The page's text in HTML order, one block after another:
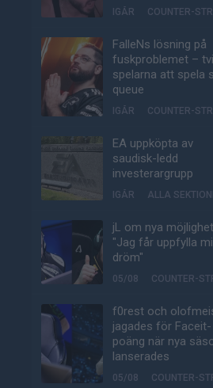
IGÅR COUNTER-
FalleNs lösning på
fuskproblemet –
spelarna att spela
queue
IGÅR COUNTER-
EA uppköpta av
saudisk-ledd
investerargrupp
IGÅR ALLA
jL om nya
"Jag får uppfylla
dröm"
05/08 COUNTER-
f0rest och
jagades för Faceit-
poäng när nya
lanserades
05/08 COUNTER-